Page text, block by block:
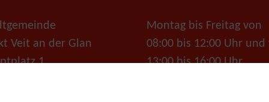
Veit an der Glan
1
Montag bis Freitag von
08:00 bis 12:00 Uhr und
13:00 bis 16:00 Uhr